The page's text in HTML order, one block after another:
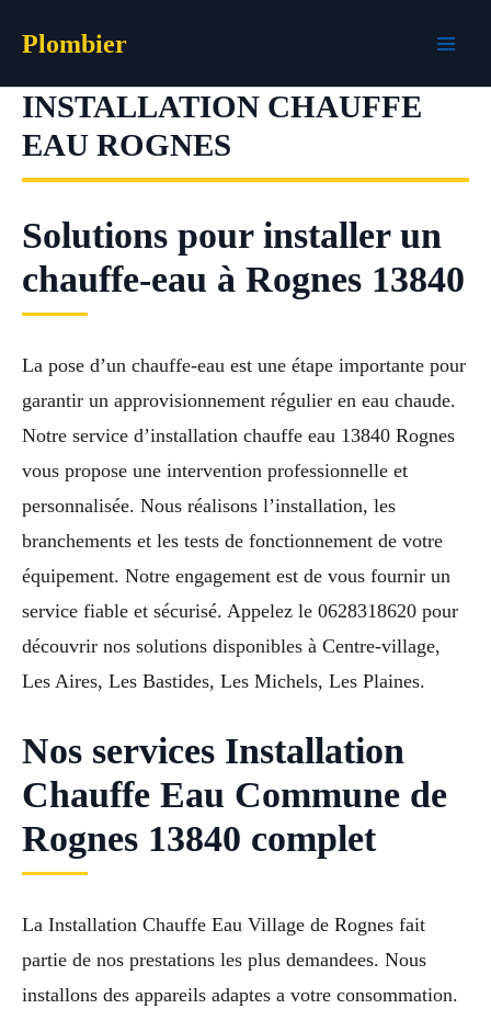
Plombier
INSTALLATION CHAUFFE
EAU ROGNES
Solutions pour installer un
chauffe-eau à Rognes 13840
La pose d’un chauffe-eau est une étape importante pour
garantir un approvisionnement régulier en eau chaude.
Notre service d’installation chauffe eau 13840 Rognes
vous propose une intervention professionnelle et
personnalisée. Nous réalisons l’installation, les
branchements et les tests de fonctionnement de votre
équipement. Notre engagement est de vous fournir un
service fiable et sécurisé. Appelez le 0628318620 pour
découvrir nos solutions disponibles à Centre-village,
Les Aires, Les Bastides, Les Michels, Les Plaines.
Nos services Installation
Chauffe Eau Commune de
Rognes 13840 complet
La Installation Chauffe Eau Village de Rognes fait
partie de nos prestations les plus demandees. Nous
installons des appareils adaptes a votre consommation.